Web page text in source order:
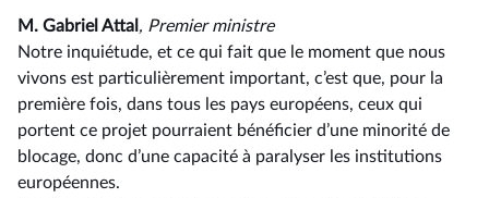
M. Gabriel Attal , Premier ministre
Notre inquiétude, et ce qui fait que le moment que nous
vivons est particulièrement important, c’est que, pour la
première fois, dans tous les pays européens, ceux qui
portent ce projet pourraient bénéficier d’une minorité de
blocage, donc d’une capacité à paralyser les institutions
européennes.